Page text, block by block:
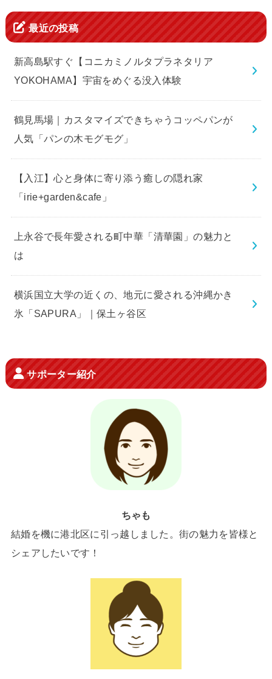
最近の投稿
新高島駅すぐ【コニカミノルタプラネタリア
YOKOHAMA】宇宙をめぐる没入体験
鶴見馬場｜カスタマイズできちゃうコッペパンが
人気「パンの木モグモグ」
【入江】心と身体に寄り添う癒しの隠れ家
「irie+garden&cafe」
上永谷で長年愛される町中華「清華園」の魅力と
は
横浜国立大学の近くの、地元に愛される沖縄かき
氷「SAPURA」｜保土ヶ谷区
サポーター紹介
ちゃも
結婚を機に港北区に引っ越しました。街の魅力を皆様と
シェアしたいです！